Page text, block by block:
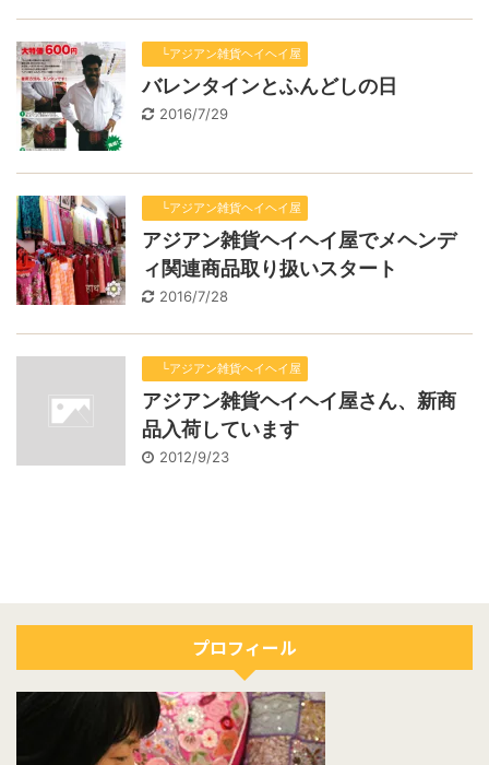
└アジアン雑貨ヘイヘイ屋
バレンタインとふんどしの日
2016/7/29
└アジアン雑貨ヘイヘイ屋
アジアン雑貨ヘイヘイ屋でメヘンデ
ィ関連商品取り扱いスタート
2016/7/28
└アジアン雑貨ヘイヘイ屋
アジアン雑貨ヘイヘイ屋さん、新商
品入荷しています
2012/9/23
プロフィール